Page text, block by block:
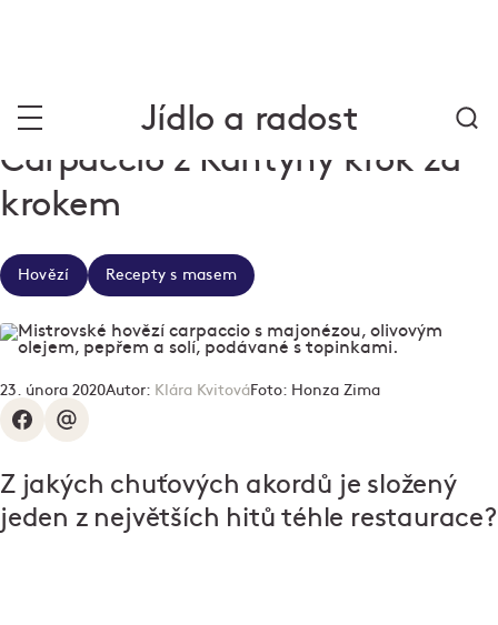
Jídlo a radost
Carpaccio z Kantýny krok za
krokem
Hovězí Recepty s masem
23. února 2020Autor: Klára KvitováFoto: Honza Zima
Z jakých chuťových akordů je složený
jeden z největších hitů téhle restaurace?